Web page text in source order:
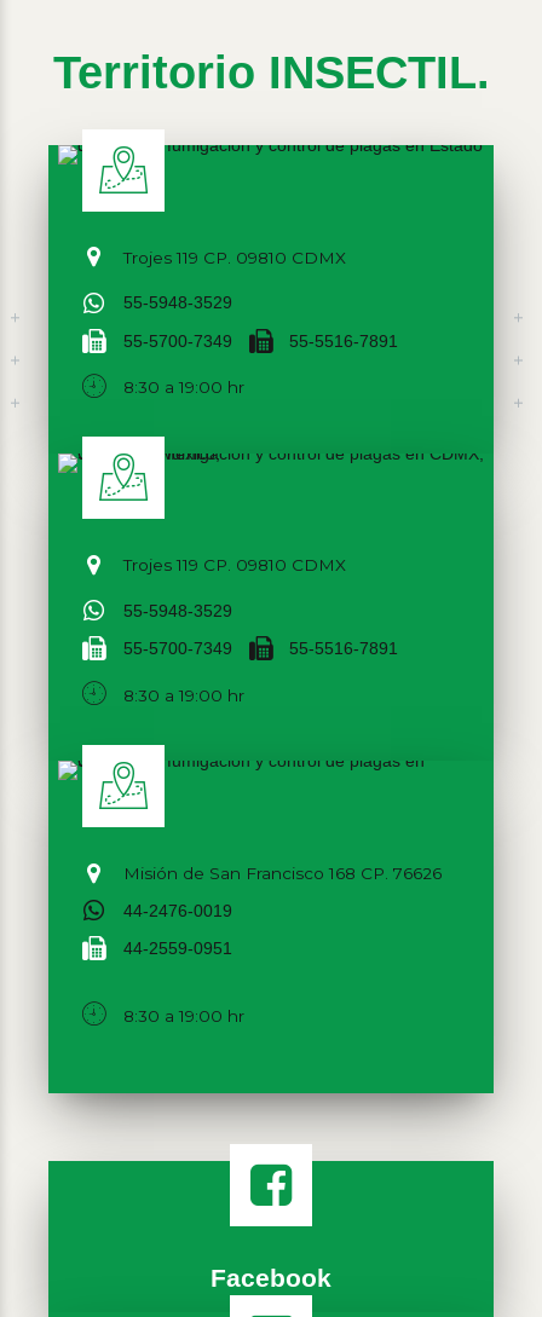
Territorio INSECTIL.
Trojes 119 CP. 09810 CDMX
55-5948-3529
55-5700-7349 55-5516-7891
8:30 a 19:00 hr
Trojes 119 CP. 09810 CDMX
55-5948-3529
55-5700-7349 55-5516-7891
8:30 a 19:00 hr
Misión de San Francisco 168 CP. 76626
44-2476-0019
44-2559-0951
8:30 a 19:00 hr
Facebook